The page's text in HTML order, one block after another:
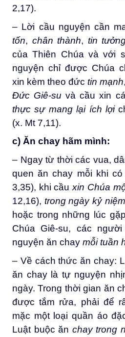
2,17).
– Lời cầu nguyện cần
tốn, chân thành, tin
của Thiên Chúa và với
nguyện chỉ được Chúa
xin kèm theo đức tin mạnh
Đức Giê-su và cầu xin
thực sự mang lại ích lợi
(x. Mt 7,11).
c) Ăn chay hãm mình:
– Ngay từ thời các vua,
quen ăn chay mỗi khi
3,35), khi cầuxin Chúa
12,16), trong ngày kỷ
hoặc trong những lúc
Chúa Giê-su, các
nguyện ăn chay mỗi tuần
– Về cách thức ăn chay:
ăn chay là tự nguyện
ngày. Trong thời gian ăn
được tắm rửa, phải để
mặc một loại quần áo
Luật buộc ăn chay trong